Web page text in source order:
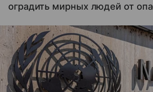
оградить мирных людей от